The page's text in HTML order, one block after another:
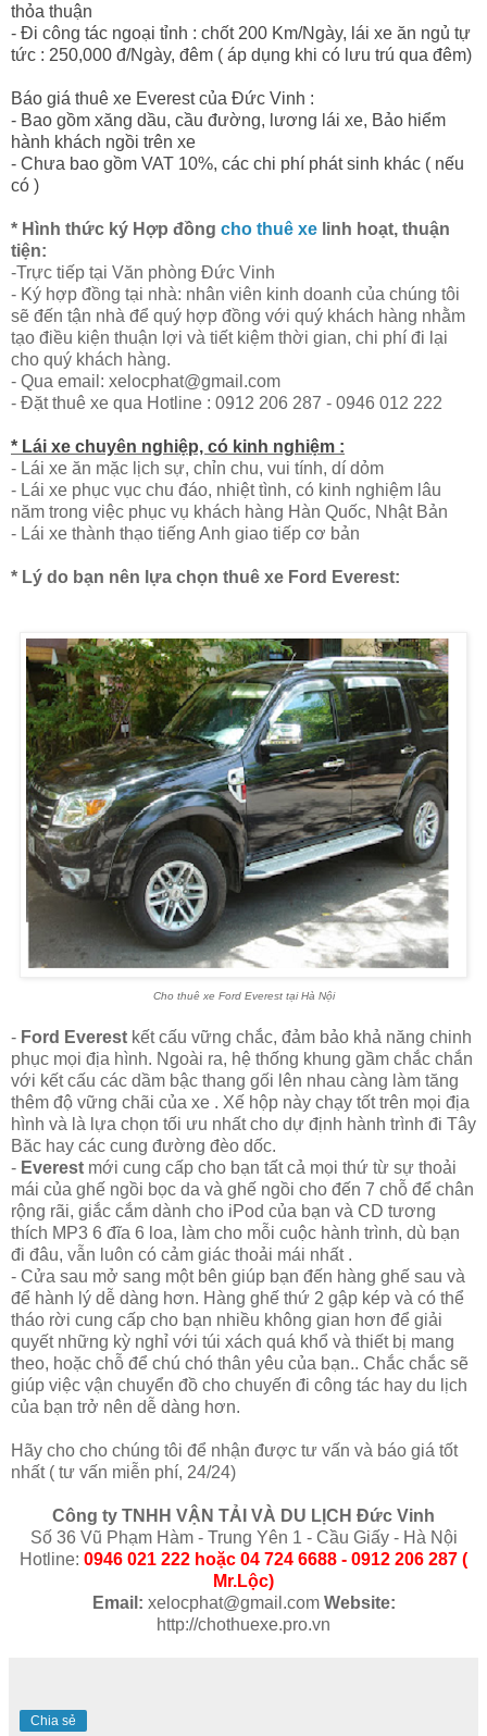
thỏa thuận
- Đi công tác ngoại tỉnh : chốt 200 Km/Ngày, lái xe ăn ngủ tự
tức : 250,000 đ/Ngày, đêm ( áp dụng khi có lưu trú qua đêm)
Báo giá thuê xe Everest của Đức Vinh :
- Bao gồm xăng dầu, cầu đường, lương lái xe, Bảo hiểm
hành khách ngồi trên xe
- Chưa bao gồm VAT 10%, các chi phí phát sinh khác ( nếu
có )
* Hình thức ký Hợp đồng cho thuê xe linh hoạt, thuận
tiện:
-Trực tiếp tại Văn phòng Đức Vinh
- Ký hợp đồng tại nhà: nhân viên kinh doanh của chúng tôi
sẽ đến tận nhà để quý hợp đồng với quý khách hàng nhằm
tạo điều kiện thuận lợi và tiết kiệm thời gian, chi phí đi lại
cho quý khách hàng.
- Qua email: xelocphat@gmail.com
- Đặt thuê xe qua Hotline : 0912 206 287 - 0946 012 222
* Lái xe chuyên nghiệp, có kinh nghiệm :
- Lái xe ăn mặc lịch sự, chỉn chu, vui tính, dí dỏm
- Lái xe phục vục chu đáo, nhiệt tình, có kinh nghiệm lâu
năm trong việc phục vụ khách hàng Hàn Quốc, Nhật Bản
- Lái xe thành thạo tiếng Anh giao tiếp cơ bản
* Lý do bạn nên lựa chọn thuê xe Ford Everest:
Cho thuê xe Ford Everest tại Hà Nội
- Ford Everest kết cấu vững chắc, đảm bảo khả năng chinh
phục mọi địa hình. Ngoài ra, hệ thống khung gầm chắc chắn
với kết cấu các dầm bậc thang gối lên nhau càng làm tăng
thêm độ vững chãi của xe . Xế hộp này chạy tốt trên mọi địa
hình và là lựa chọn tối ưu nhất cho dự định hành trình đi Tây
Băc hay các cung đường đèo dốc.
- Everest mới cung cấp cho bạn tất cả mọi thứ từ sự thoải
mái của ghế ngồi bọc da và ghế ngồi cho đến 7 chỗ để chân
rộng rãi, giắc cắm dành cho iPod của bạn và CD tương
thích MP3 6 đĩa 6 loa, làm cho mỗi cuộc hành trình, dù bạn
đi đâu, vẫn luôn có cảm giác thoải mái nhất .
- Cửa sau mở sang một bên giúp bạn đến hàng ghế sau và
để hành lý dễ dàng hơn. Hàng ghế thứ 2 gập kép và có thể
tháo rời cung cấp cho bạn nhiều không gian hơn để giải
quyết những kỳ nghỉ với túi xách quá khổ và thiết bị mang
theo, hoặc chỗ để chú chó thân yêu của bạn.. Chắc chắc sẽ
giúp việc vận chuyển đồ cho chuyến đi công tác hay du lịch
của bạn trở nên dễ dàng hơn.
Hãy cho cho chúng tôi để nhận được tư vấn và báo giá tốt
nhất ( tư vấn miễn phí, 24/24)
Công ty TNHH VẬN TẢI VÀ DU LỊCH Đức Vinh
Số 36 Vũ Phạm Hàm - Trung Yên 1 - Cầu Giấy - Hà Nội
Hotline: 0946 021 222 hoặc 04 724 6688 - 0912 206 287 (
Mr.Lộc)
Email: xelocphat@gmail.com Website:
http://chothuexe.pro.vn
Chia sẻ